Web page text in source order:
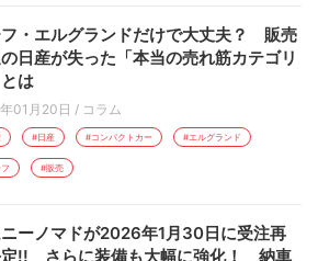
フ・エルグランドだけで大丈夫？ 販売
日産が失った「本当の売れ筋カテゴリ
は
01月20日 / コラム
#日産 #コンパクトカー #エルグランド
#販売
ーノマドが2026年1月30日に受注再
定!! さらに装備も大幅に強化！ 納車